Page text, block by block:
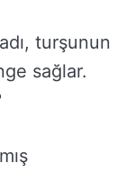
turşunun
sağlar.